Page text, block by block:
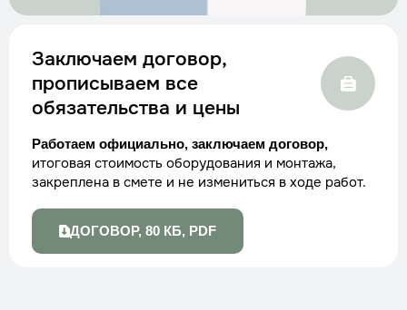
Заключаем договор,
прописываем все
обязательства и цены
Работаем официально, заключаем договор,
итоговая стоимость оборудования и монтажа,
закреплена в смете и не измениться в ходе работ.
ДОГОВОР, 80 КБ, PDF